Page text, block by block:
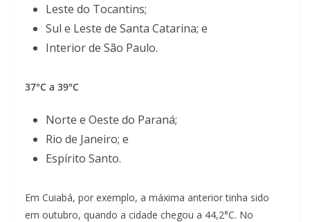
Leste do Tocantins;
Sul e Leste de Santa Catarina; e
Interior de São Paulo.
37°C a 39°C
Norte e Oeste do Paraná;
Rio de Janeiro; e
Espírito Santo.
Em Cuiabá, por exemplo, a máxima anterior tinha sido
em outubro, quando a cidade chegou a 44,2°C. No